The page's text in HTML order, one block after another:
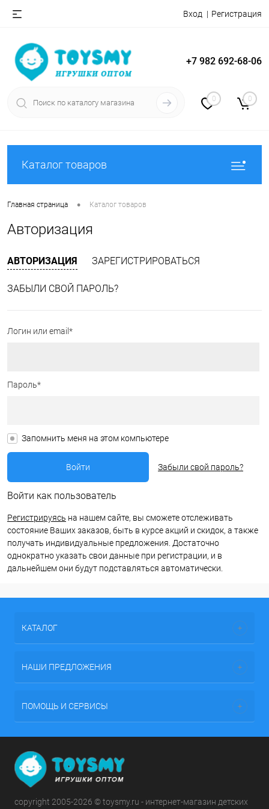
Вход Регистрация
+7 982 692-68-06
0 0
Каталог товаров
Главная страница • Каталог товаров
Авторизация
АВТОРИЗАЦИЯ ЗАРЕГИСТРИРОВАТЬСЯ
ЗАБЫЛИ СВОЙ ПАРОЛЬ?
Логин или email*
Пароль*
Запомнить меня на этом компьютере
Забыли свой пароль?
Войти как пользователь
Регистрируясь на нашем сайте, вы сможете отслеживать
состояние Ваших заказов, быть в курсе акций и скидок, а также
получать индивидуальные предложения. Достаточно
однократно указать свои данные при регистрации, и в
дальнейшем они будут подставляться автоматически.
КАТАЛОГ
НАШИ ПРЕДЛОЖЕНИЯ
ПОМОЩЬ И СЕРВИСЫ
copyright 2005-2026 © toysmy.ru - интернет-магазин детских